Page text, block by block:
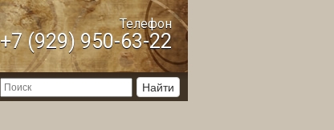
Телефон
+7 (929) 950-63-22